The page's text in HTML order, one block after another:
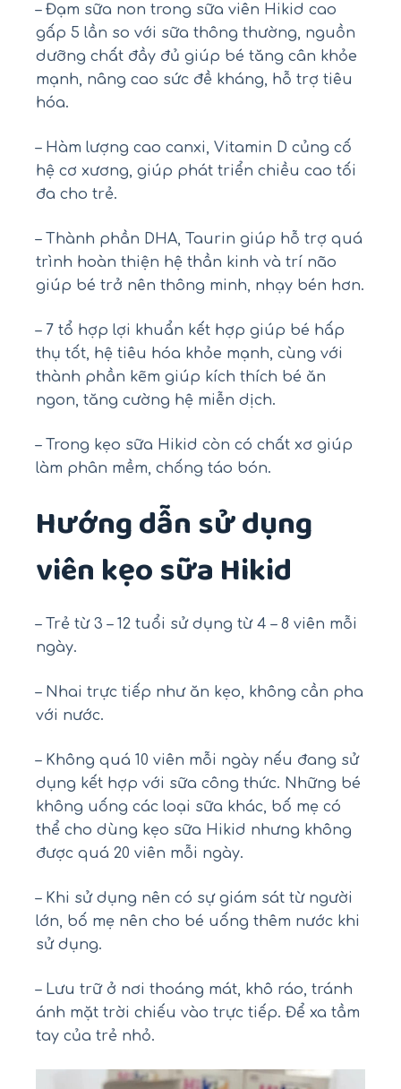
– Đạm sữa non trong sữa viên Hikid cao
gấp 5 lần so với sữa thông thường, nguồn
dưỡng chất đầy đủ giúp bé tăng cân khỏe
mạnh, nâng cao sức đề kháng, hỗ trợ tiêu
hóa.
– Hàm lượng cao canxi, Vitamin D củng cố
hệ cơ xương, giúp phát triển chiều cao tối
đa cho trẻ.
– Thành phần DHA, Taurin giúp hỗ trợ quá
trình hoàn thiện hệ thần kinh và trí não
giúp bé trở nên thông minh, nhạy bén hơn.
– 7 tổ hợp lợi khuẩn kết hợp giúp bé hấp
thụ tốt, hệ tiêu hóa khỏe mạnh, cùng với
thành phần kẽm giúp kích thích bé ăn
ngon, tăng cường hệ miễn dịch.
– Trong kẹo sữa Hikid còn có chất xơ giúp
làm phân mềm, chống táo bón.
Hướng dẫn sử dụng
viên kẹo sữa Hikid
– Trẻ từ 3 – 12 tuổi sử dụng từ 4 – 8 viên mỗi
ngày.
– Nhai trực tiếp như ăn kẹo, không cần pha
với nước.
– Không quá 10 viên mỗi ngày nếu đang sử
dụng kết hợp với sữa công thức. Những bé
không uống các loại sữa khác, bố mẹ có
thể cho dùng kẹo sữa Hikid nhưng không
được quá 20 viên mỗi ngày.
– Khi sử dụng nên có sự giám sát từ người
lớn, bố mẹ nên cho bé uống thêm nước khi
sử dụng.
– Lưu trữ ở nơi thoáng mát, khô ráo, tránh
ánh mặt trời chiếu vào trực tiếp. Để xa tầm
tay của trẻ nhỏ.